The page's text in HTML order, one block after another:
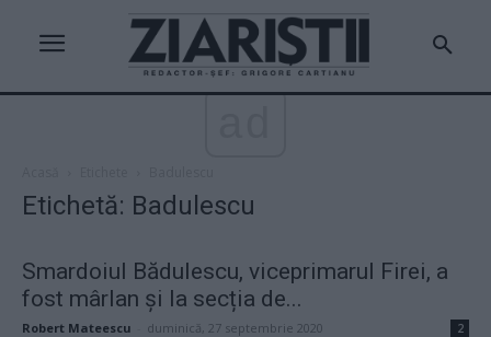
Etichetă: Badulescu
Smardoiul Bădulescu, viceprimarul Firei, a
fost mârlan și la secția de...
Robert Mateescu duminică, 27 septembrie 2020 2